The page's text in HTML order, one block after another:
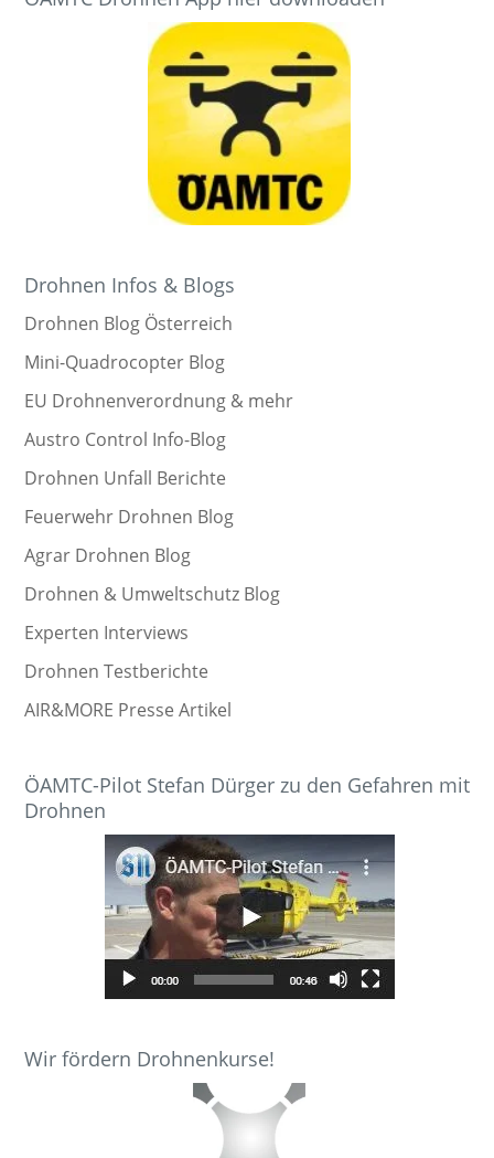
Drohnen Infos & Blogs
Drohnen Blog Österreich
Mini-Quadrocopter Blog
EU Drohnenverordnung & mehr
Austro Control Info-Blog
Drohnen Unfall Berichte
Feuerwehr Drohnen Blog
Agrar Drohnen Blog
Drohnen & Umweltschutz Blog
Experten Interviews
Drohnen Testberichte
AIR&MORE Presse Artikel
ÖAMTC-Pilot Stefan Dürger zu den Gefahren mit
Drohnen
Wir fördern Drohnenkurse!